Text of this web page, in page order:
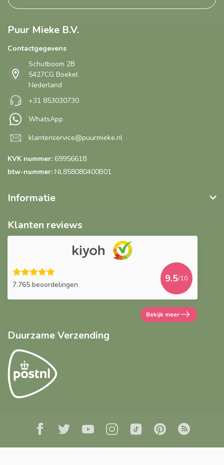
Puur Mieke B.V.
Contactgegevens
Schutboom 2B
5427CG Boekel
Nederland
+31 853030730
WhatsApp
klantenservice@puurmieke.nl
KVK nummer: 69956618
btw-nummer: NL858080400B01
Informatie
Klanten reviews
7.765 beoordelingen
9.5/10
Bekijk meer
Duurzame Verzending